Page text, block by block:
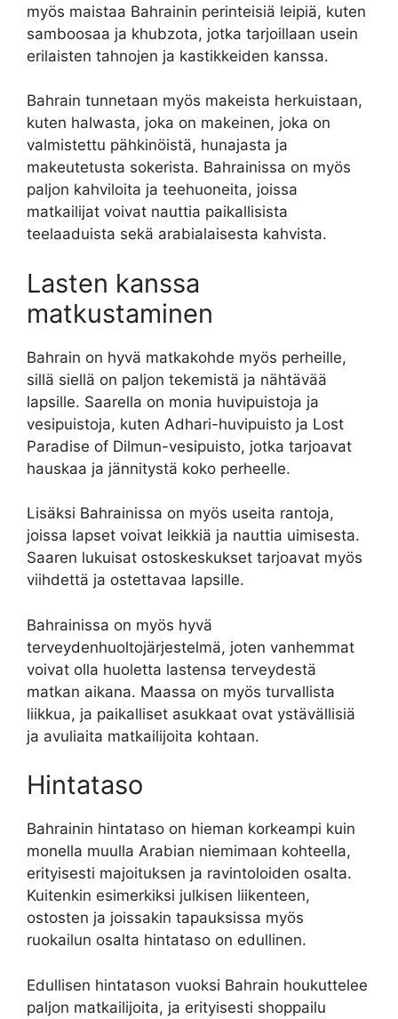
myös maistaa Bahrainin perinteisiä leipiä, kuten
samboosaa ja khubzota, jotka tarjoillaan usein
erilaisten tahnojen ja kastikkeiden kanssa.
Bahrain tunnetaan myös makeista herkuistaan,
kuten halwasta, joka on makeinen, joka on
valmistettu pähkinöistä, hunajasta ja
makeutetusta sokerista. Bahrainissa on myös
paljon kahviloita ja teehuoneita, joissa
matkailijat voivat nauttia paikallisista
teelaaduista sekä arabialaisesta kahvista.
Lasten kanssa
matkustaminen
Bahrain on hyvä matkakohde myös perheille,
sillä siellä on paljon tekemistä ja nähtävää
lapsille. Saarella on monia huvipuistoja ja
vesipuistoja, kuten Adhari-huvipuisto ja Lost
Paradise of Dilmun-vesipuisto, jotka tarjoavat
hauskaa ja jännitystä koko perheelle.
Lisäksi Bahrainissa on myös useita rantoja,
joissa lapset voivat leikkiä ja nauttia uimisesta.
Saaren lukuisat ostoskeskukset tarjoavat myös
viihdettä ja ostettavaa lapsille.
Bahrainissa on myös hyvä
terveydenhuoltojärjestelmä, joten vanhemmat
voivat olla huoletta lastensa terveydestä
matkan aikana. Maassa on myös turvallista
liikkua, ja paikalliset asukkaat ovat ystävällisiä
ja avuliaita matkailijoita kohtaan.
Hintataso
Bahrainin hintataso on hieman korkeampi kuin
monella muulla Arabian niemimaan kohteella,
erityisesti majoituksen ja ravintoloiden osalta.
Kuitenkin esimerkiksi julkisen liikenteen,
ostosten ja joissakin tapauksissa myös
ruokailun osalta hintataso on edullinen.
Edullisen hintatason vuoksi Bahrain houkuttelee
paljon matkailijoita, ja erityisesti shoppailu